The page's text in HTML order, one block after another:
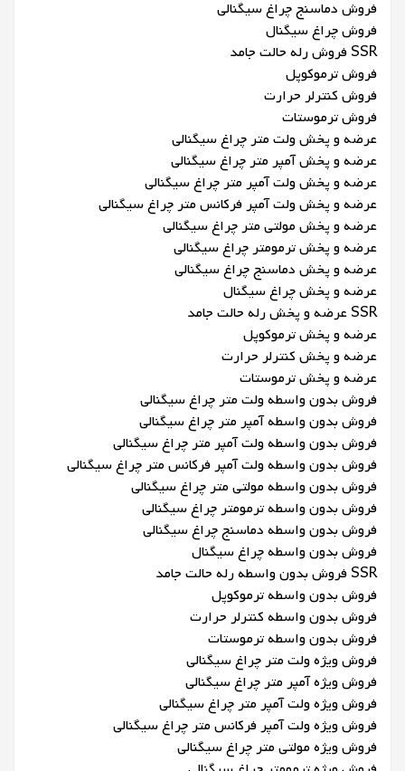
فروش دماسنج چراغ سیگنالی
فروش چراغ سیگنال
SSR فروش رله حالت جامد
فروش ترموکوپل
فروش کنترلر حرارت
فروش ترموستات
عرضه و پخش ولت متر چراغ سیگنالی
عرضه و پخش آمپر متر چراغ سیگنالی
عرضه و پخش ولت آمپر متر چراغ سیگنالی
عرضه و پخش ولت آمپر فرکانس متر چراغ سیگنالی
عرضه و پخش مولتی متر چراغ سیگنالی
عرضه و پخش ترمومتر چراغ سیگنالی
عرضه و پخش دماسنج چراغ سیگنالی
عرضه و پخش چراغ سیگنال
SSR عرضه و پخش رله حالت جامد
عرضه و پخش ترموکوپل
عرضه و پخش کنترلر حرارت
عرضه و پخش ترموستات
فروش بدون واسطه ولت متر چراغ سیگنالی
فروش بدون واسطه آمپر متر چراغ سیگنالی
فروش بدون واسطه ولت آمپر متر چراغ سیگنالی
فروش بدون واسطه ولت آمپر فرکانس متر چراغ سیگنالی
فروش بدون واسطه مولتی متر چراغ سیگنالی
فروش بدون واسطه ترمومتر چراغ سیگنالی
فروش بدون واسطه دماسنج چراغ سیگنالی
فروش بدون واسطه چراغ سیگنال
SSR فروش بدون واسطه رله حالت جامد
فروش بدون واسطه ترموکوپل
فروش بدون واسطه کنترلر حرارت
فروش بدون واسطه ترموستات
فروش ویژه ولت متر چراغ سیگنالی
فروش ویژه آمپر متر چراغ سیگنالی
فروش ویژه ولت آمپر متر چراغ سیگنالی
فروش ویژه ولت آمپر فرکانس متر چراغ سیگنالی
فروش ویژه مولتی متر چراغ سیگنالی